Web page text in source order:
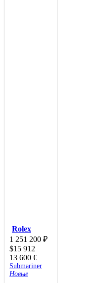
Rolex
1 251 200 ₽
$15 912
13 600 €
Submariner
Новые